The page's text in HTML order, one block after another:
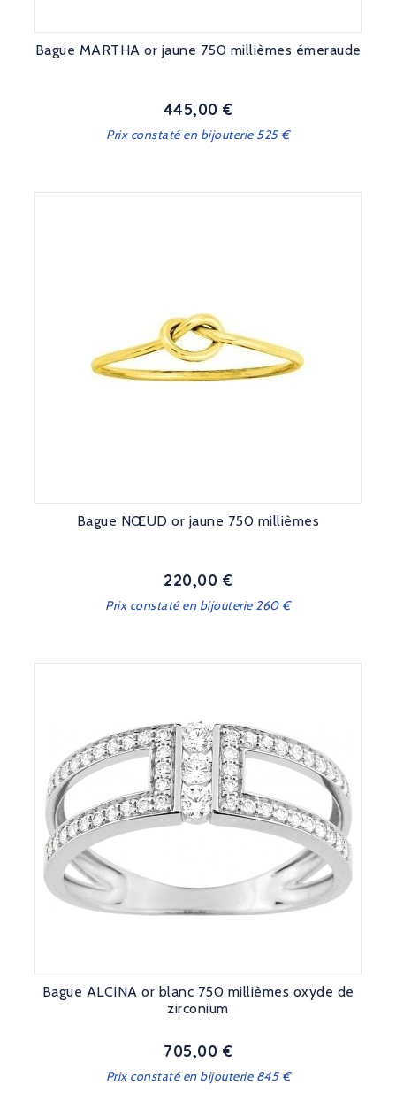
Bague MARTHA or jaune 750 millièmes émeraude
Prix
445,00 €
Prix constaté en bijouterie 525 €
Bague NŒUD or jaune 750 millièmes
Prix
220,00 €
Prix constaté en bijouterie 260 €
Bague ALCINA or blanc 750 millièmes oxyde de
zirconium
Prix
705,00 €
Prix constaté en bijouterie 845 €